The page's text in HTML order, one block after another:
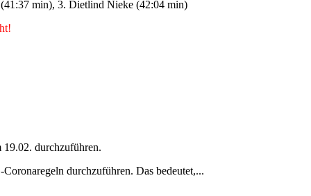
min), 3. Dietlind Nieke (42:04 min)
durchzuführen.
durchzuführen. Das bedeutet,...